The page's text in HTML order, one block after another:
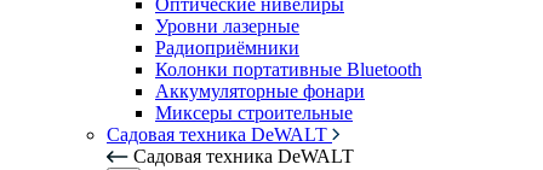
Оптические нивелиры
Уровни лазерные
Радиоприёмники
Колонки портативные Bluetooth
Аккумуляторные фонари
Миксеры строительные
Садовая техника DeWALT
Садовая техника DeWALT